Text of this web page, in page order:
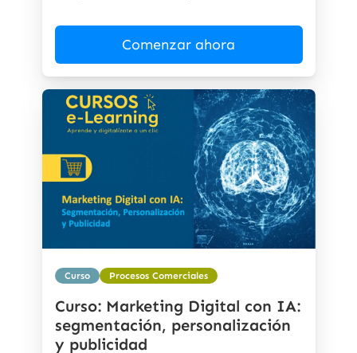
Comenzar ahora
Curso Procesos Comerciales
Curso: Marketing Digital con IA:
segmentación, personalización
y publicidad